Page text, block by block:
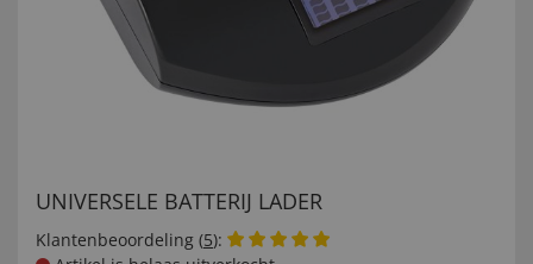
UNIVERSELE BATTERIJ LADER
Klantenbeoordeling (5):